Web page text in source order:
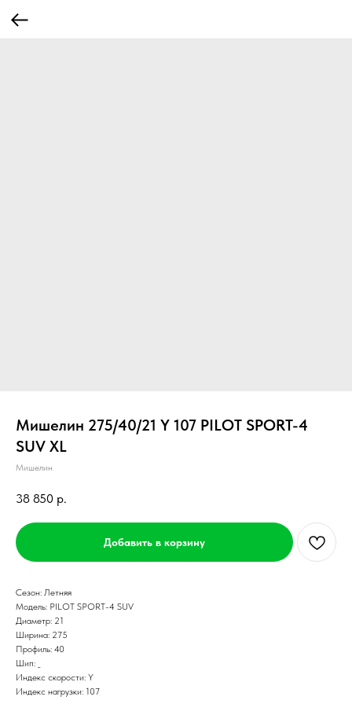
Мишелин 275/40/21 Y 107 PILOT SPORT-4
SUV XL
Мишелин
38 850 р.
Добавить в корзину
Сезон: Летняя
Модель: PILOT SPORT-4 SUV
Диаметр: 21
Ширина: 275
Профиль: 40
Шип: _
Индекс скорости: Y
Индекс нагрузки: 107